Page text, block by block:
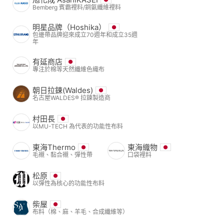
Bemberg 賓霸裡料/銅氨纖維裡料
明星品牌（Hoshika）
包邊帶品牌迎來成立70週年和成立35週
年
有延商店
專注於棉等天然纖維色織布
朝日拉鍊(Waldes)
名古屋WALDES® 拉鍊製造商
村田長
以MU-TECH 為代表的功能性布料
東海Thermo
毛襯、黏合襯、彈性帶
東海織物
口袋裡料
松原
以彈性為核心的功能性布料
柴屋
布料（棉、麻、羊毛、合成纖維等）